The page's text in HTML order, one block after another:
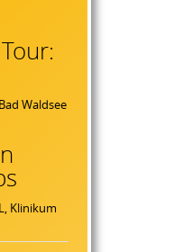
Waldsee
Klinikum